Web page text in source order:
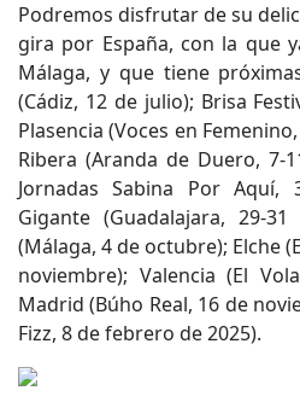
Podremos disfrutar de su
gira por España, con la que
Málaga, y que tiene
(Cádiz, 12 de julio); Brisa
Plasencia (Voces en
Ribera (Aranda de Duero, 7-
Jornadas Sabina Por Aquí,
Gigante (Guadalajara, 29-
(Málaga, 4 de octubre); Elche
noviembre); Valencia (El
Madrid (Búho Real, 16 de
Fizz, 8 de febrero de 2025).